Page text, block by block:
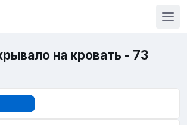
на кровать - 73